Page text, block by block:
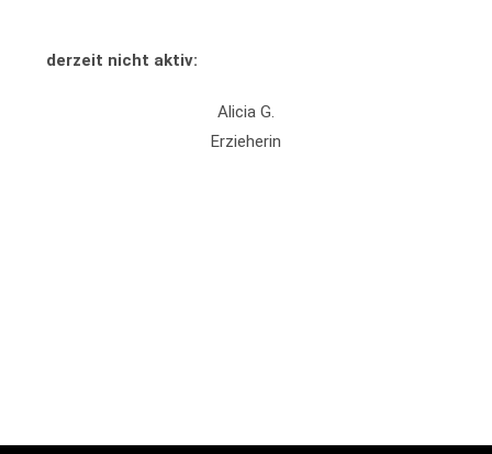
derzeit nicht aktiv:
Alicia G.
Erzieherin